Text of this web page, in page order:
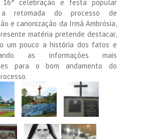
16ª celebração e festa popular
a retomada do processo de
e canonização da Irmã Ambrósia,
matéria pretende destacar,
um pouco a história dos fatos e
as informações mais
para o bom andamento do